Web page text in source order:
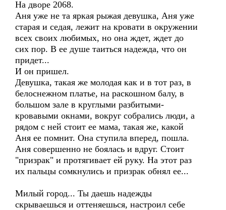
На дворе 2068.
Аня уже не та яркая рыжая девушка, Аня уже
старая и седая, лежит на кровати в окружении
всех своих любимых, но она ждет, ждет до
сих пор. В ее душе таиться надежда, что он
придет...
И он пришел.
Девушка, такая же молодая как и в тот раз, в
белоснежном платье, на раскошном балу, в
большом зале в круглыми разбитыми-
кровавыми окнами, вокруг собрались люди, а
рядом с ней стоит ее мама, такая же, какой
Аня ее помнит. Она ступила вперед, пошла.
Аня совершенно не боялась и вдруг. Стоит
"призрак" и протягивает ей руку. На этот раз
их пальцы сомкнулись и призрак обнял ее...
Милый город... Ты даешь надежды
скрываешься и оттеняешься, настроил себе